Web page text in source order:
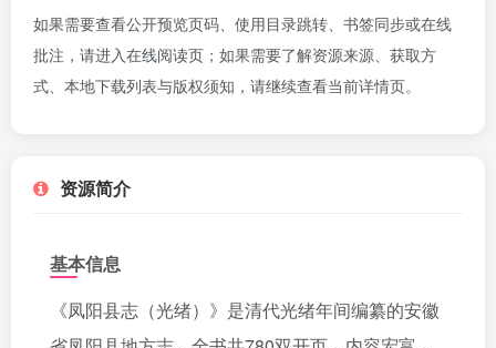
如果需要查看公开预览页码、使用目录跳转、书签同步或在线
批注，请进入在线阅读页 ；如果需要了解资源来源、获取方
式、本地下载列表与版权须知，请继续查看当前详情页。
资源简介
基本信息
《凤阳县志（光绪）》是清代光绪年间编纂的安徽